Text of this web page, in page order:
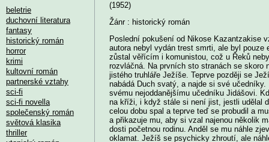
(1952)
Žánr : historický román
Poslední pokušení od Nikose Kazantzakise
autora nebyl vydán trest smrti, ale byl
zůstal věřícím i komunistou, což u Řeků
rozvláčná. Na prvních sto stranách se skoro
jistého truhláře Ježíše. Teprve později se
nabádá Duch svatý, a najde si své
svému nejoddanějšímu učedníku Jidášovi.
na kříži, i když stále si není jist, jestli udělal
celou dobu spal a teprve teď se probudil a
a přikazuje mu, aby si vzal najenou několik
dosti početnou rodinu. Anděl se mu náhle
oklamat. Ježíš se psychicky zhroutí, ale
beletrie
duchovní literatura
fantasy
historický román
horror
krimi
kultovní román
partnerské vztahy
sci-fi
sci-fi novella
společenský román
světová klasika
thriller